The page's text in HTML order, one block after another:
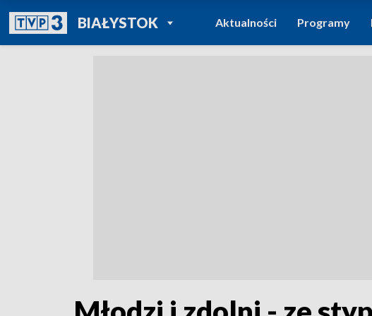
BIAŁYSTOKPOWRÓT DO
TVP REGIONY
Aktualności Programy